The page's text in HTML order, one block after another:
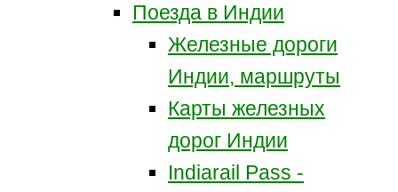
Поезда в Индии
Железные дороги
Индии, маршруты
Карты железных
дорог Индии
Indiarail Pass -